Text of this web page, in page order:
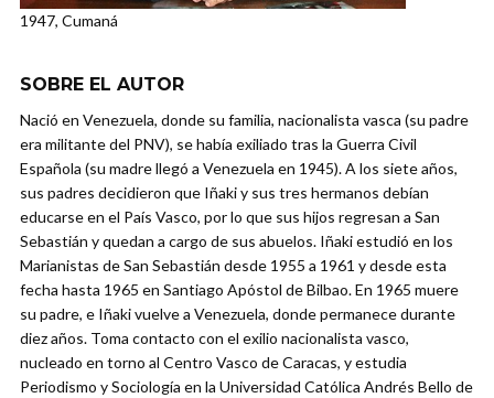
1947, Cumaná
SOBRE EL AUTOR
Nació en Venezuela, donde su familia, nacionalista vasca (su padre
era militante del PNV), se había exiliado tras la Guerra Civil
Española (su madre llegó a Venezuela en 1945). A los siete años,
sus padres decidieron que Iñaki y sus tres hermanos debían
educarse en el País Vasco, por lo que sus hijos regresan a San
Sebastián y quedan a cargo de sus abuelos. Iñaki estudió en los
Marianistas de San Sebastián desde 1955 a 1961 y desde esta
fecha hasta 1965 en Santiago Apóstol de Bilbao. En 1965 muere
su padre, e Iñaki vuelve a Venezuela, donde permanece durante
diez años. Toma contacto con el exilio nacionalista vasco,
nucleado en torno al Centro Vasco de Caracas, y estudia
Periodismo y Sociología en la Universidad Católica Andrés Bello de